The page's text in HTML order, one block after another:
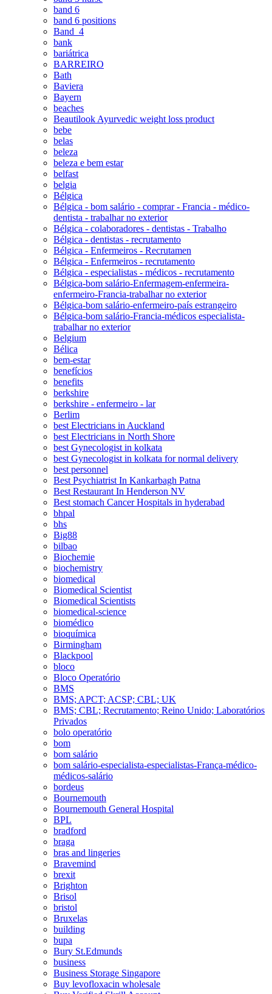
band 6
band 6 positions
Band_4
bank
bariátrica
BARREIRO
Bath
Baviera
Bayern
beaches
Beautilook Ayurvedic weight loss product
bebe
belas
beleza
beleza e bem estar
belfast
belgia
Bélgica
Bélgica - bom salário - comprar - Francia - médico-
dentista - trabalhar no exterior
Bélgica - colaboradores - dentistas - Trabalho
Bélgica - dentistas - recrutamento
Bélgica - Enfermeiros - Recrutamen
Bélgica - Enfermeiros - recrutamento
Bélgica - especialistas - médicos - recrutamento
Bélgica-bom salário-Enfermagem-enfermeira-
enfermeiro-Francia-trabalhar no exterior
Bélgica-bom salário-enfermeiro-país estrangeiro
Bélgica-bom salário-Francia-médicos especialista-
trabalhar no exterior
Belgium
Bélica
bem-estar
benefícios
benefits
berkshire
berkshire - enfermeiro - lar
Berlim
best Electricians in Auckland
best Electricians in North Shore
best Gynecologist in kolkata
best Gynecologist in kolkata for normal delivery
best personnel
Best Psychiatrist In Kankarbagh Patna
Best Restaurant In Henderson NV
Best stomach Cancer Hospitals in hyderabad
bhpal
bhs
Big88
bilbao
Biochemie
biochemistry
biomedical
Biomedical Scientist
Biomedical Scientists
biomedical-science
biomédico
bioquímica
Birmingham
Blackpool
bloco
Bloco Operatório
BMS
BMS; APCT; ACSP; CBL; UK
BMS; CBL; Recrutamento; Reino Unido; Laboratórios
Privados
bolo operatório
bom
bom salário
bom salário-especialista-especialistas-França-médico-
médicos-salário
bordeus
Bournemouth
Bournemouth General Hospital
BPL
bradford
braga
bras and lingeries
Bravemind
brexit
Brighton
Brisol
bristol
Bruxelas
building
bupa
Bury St.Edmunds
business
Business Storage Singapore
Buy levofloxacin wholesale